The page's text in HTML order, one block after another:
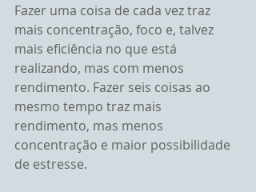
Fazer uma coisa de cada vez traz
mais concentração, foco e, talvez
mais eficiência no que está
realizando, mas com menos
rendimento. Fazer seis coisas ao
mesmo tempo traz mais
rendimento, mas menos
concentração e maior possibilidade
de estresse.